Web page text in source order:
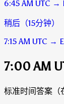
6:45 AM UTC →
稍后（15分钟）
7:15 AM UTC →
7:00 AM
标准时间答案（